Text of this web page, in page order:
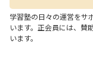
学習塾の日々の運営をサ
います。正会員には、賛
います。